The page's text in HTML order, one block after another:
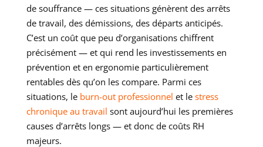
de souffrance — ces situations génèrent des arrêts
de travail, des démissions, des départs anticipés.
C’est un coût que peu d’organisations chiffrent
précisément — et qui rend les investissements en
prévention et en ergonomie particulièrement
rentables dès qu’on les compare. Parmi ces
situations, le burn-out professionnel et le stress
chronique au travail sont aujourd’hui les premières
causes d’arrêts longs — et donc de coûts RH
majeurs.